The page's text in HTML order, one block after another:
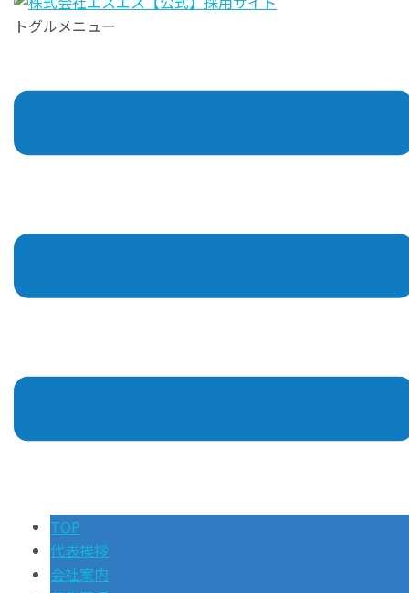
トグルメニュー
TOP
代表挨拶
会社案内